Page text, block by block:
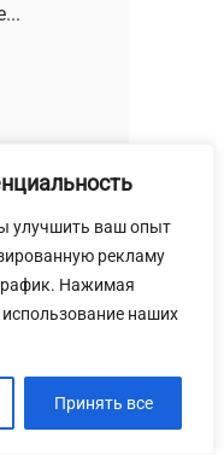
улучшить ваш опыт
рекламу
Нажимая
наших
Принять все
и